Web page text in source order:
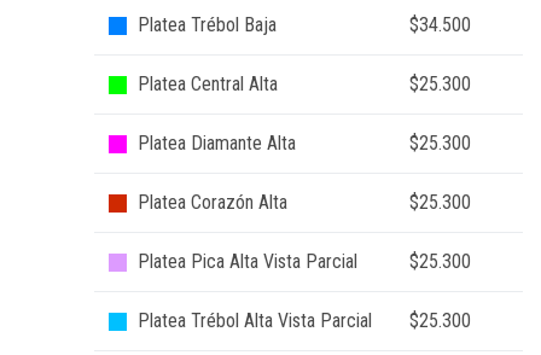
Platea Trébol Baja $34.500
Platea Central Alta $25.300
Platea Diamante Alta $25.300
Platea Corazón Alta $25.300
Platea Pica Alta Vista Parcial $25.300
Platea Trébol Alta Vista Parcial $25.300